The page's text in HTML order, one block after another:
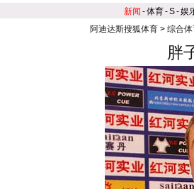
新闻 -体育-S-娱
阿迪达斯搜狐体育 > 综合
胖